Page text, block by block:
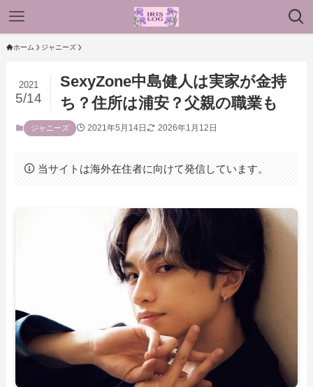
ホーム ジャニーズ
SexyZone中島健人は実家が金持
ち？住所は浦安？父親の職業も
2021
5/14
ジャニーズ 2021年5月14日 2026年1月12日
当サイトは海外在住者に向けて発信しています。